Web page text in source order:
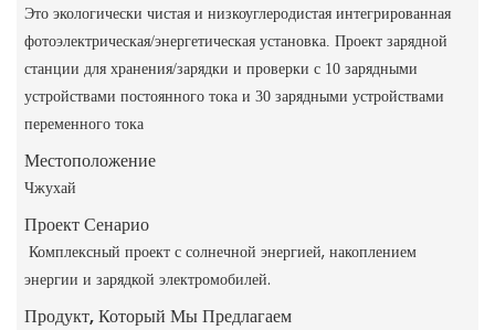
Это экологически чистая и низкоуглеродистая интегрированная
фотоэлектрическая/энергетическая установка. Проект зарядной
станции для хранения/зарядки и проверки с 10 зарядными
устройствами постоянного тока и 30 зарядными устройствами
переменного тока
Местоположение
Чжухай
Проект Сенарио
Комплексный проект с солнечной энергией, накоплением
энергии и зарядкой электромобилей.
Продукт, Который Мы Предлагаем